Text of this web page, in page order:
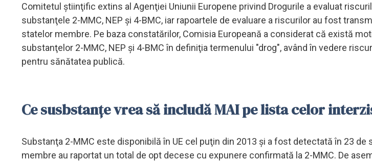
Comitetul ştiinţific extins al Agenţiei Uniunii Europene privind Drogurile a evaluat
substanţele 2-MMC, NEP şi 4-BMC, iar rapoartele de evaluare a riscurilor au fost
statelor membre. Pe baza constatărilor, Comisia Europeană a considerat că există
substanţelor 2-MMC, NEP şi 4-BMC în definiţia termenului "drog", având în vedere
pentru sănătatea publică.
Ce susbstanțe vrea să includă MAI pe lista celor
Substanţa 2-MMC este disponibilă în UE cel puţin din 2013 şi a fost detectată în 23 de
membre au raportat un total de opt decese cu expunere confirmată la 2-MMC. De